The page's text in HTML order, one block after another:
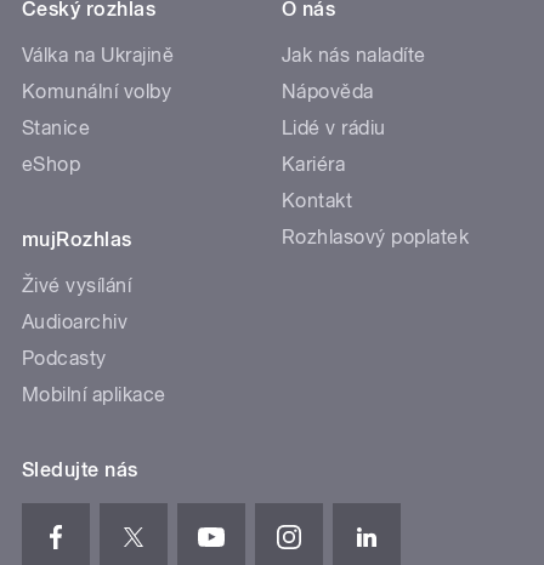
Český rozhlas
Válka na Ukrajině
Komunální volby
Stanice
eShop
mujRozhlas
Živé vysílání
Audioarchiv
Podcasty
Mobilní aplikace
O nás
Jak nás naladíte
Nápověda
Lidé v rádiu
Kariéra
Kontakt
Rozhlasový poplatek
Sledujte nás